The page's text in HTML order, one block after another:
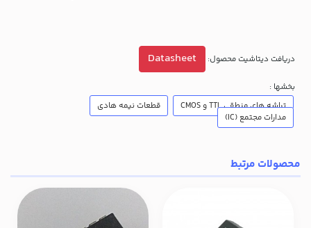
دریافت دیتاشیت محصول: Datasheet
بخشها :
تراشه های منطقی TTL و CMOS
قطعات نیمه هادی
مدارات مجتمع (IC)
محصولات مرتبط